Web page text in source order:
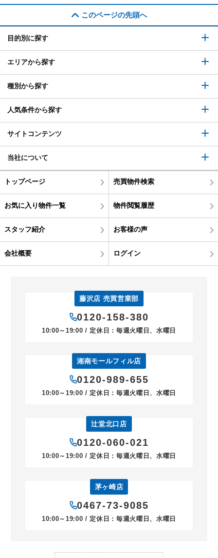
このページの先頭へ
目的別に探す
エリアから探す
種別から探す
人気条件から探す
サイトコンテンツ
当社について
トップページ 売買物件検索
お気に入り物件一覧 物件閲覧履歴
スタッフ紹介 お客様の声
会社概要 ログイン
藤沢店 売買営業部
0120-158-380
10:00～19:00 / 定休日：毎週火曜日、水曜日
湘南モールフィル店
0120-989-655
10:00～19:00 / 定休日：毎週火曜日、水曜日
辻堂北口店
0120-060-021
10:00～19:00 / 定休日：毎週火曜日、水曜日
茅ヶ崎店
0467-73-9085
10:00～19:00 / 定休日：毎週火曜日、水曜日